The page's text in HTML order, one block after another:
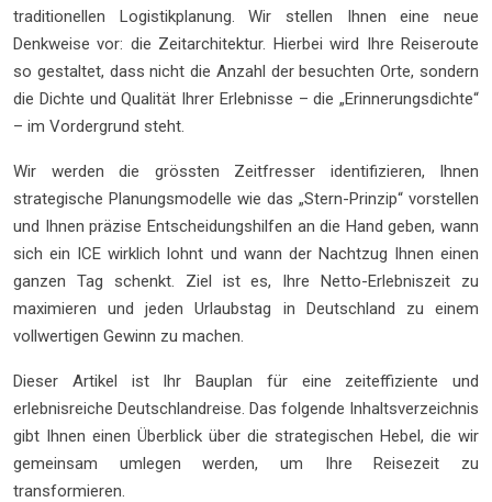
traditionellen Logistikplanung. Wir stellen Ihnen eine neue
Denkweise vor: die Zeitarchitektur. Hierbei wird Ihre Reiseroute
so gestaltet, dass nicht die Anzahl der besuchten Orte, sondern
die Dichte und Qualität Ihrer Erlebnisse – die „Erinnerungsdichte“
– im Vordergrund steht.
Wir werden die grössten Zeitfresser identifizieren, Ihnen
strategische Planungsmodelle wie das „Stern-Prinzip“ vorstellen
und Ihnen präzise Entscheidungshilfen an die Hand geben, wann
sich ein ICE wirklich lohnt und wann der Nachtzug Ihnen einen
ganzen Tag schenkt. Ziel ist es, Ihre Netto-Erlebniszeit zu
maximieren und jeden Urlaubstag in Deutschland zu einem
vollwertigen Gewinn zu machen.
Dieser Artikel ist Ihr Bauplan für eine zeiteffiziente und
erlebnisreiche Deutschlandreise. Das folgende Inhaltsverzeichnis
gibt Ihnen einen Überblick über die strategischen Hebel, die wir
gemeinsam umlegen werden, um Ihre Reisezeit zu
transformieren.